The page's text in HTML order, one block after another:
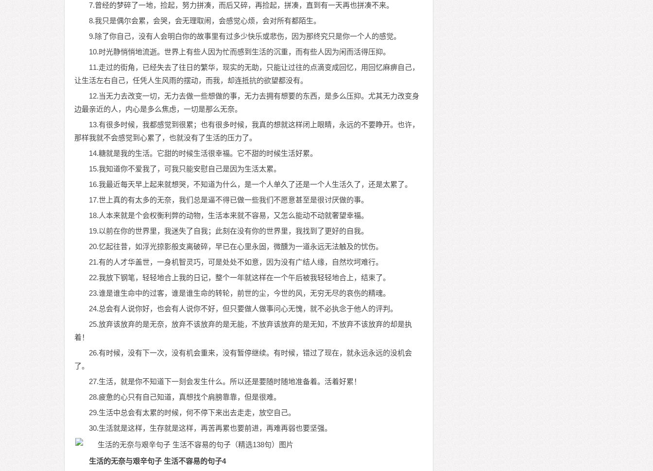
7.曾经的梦碎了一地，捡起，努力拼凑，而后又碎，再捡起，拼凑，直到有一天再也拼凑不来。
8.我只是偶尔会累，会哭，会无理取闹，会感觉心烦，会对所有都陌生。
9.除了你自己，没有人会明白你的故事里有过多少快乐或悲伤，因为那终究只是你一个人的感觉。
10.时光静悄悄地流逝。世界上有些人因为忙而感到生活的沉重，而有些人因为闲而活得压抑。
11.走过的街角，已经失去了往日的繁华，现实的无助，只能让过往的点滴变成回忆，用回忆麻痹自己，
让生活左右自己，任凭人生风雨的摆动，而我，却连抵抗的欲望都没有。
12.当无力去改变一切，无力去做一些想做的事，无力去拥有想要的东西，是多么压抑。尤其无力改变身
边最亲近的人，内心是多么焦虑，一切是那么无奈。
13.有很多时候，我都感觉到很累；也有很多时候，我真的想就这样闭上眼睛，永远的不要睁开。也许，
那样我就不会感觉到心累了，也就没有了生活的压力了。
14.糖就是我的生活。它甜的时候生活很幸福。它不甜的时候生活好累。
15.我知道你不爱我了，可我只能安慰自己是因为生活太累。
16.我最近每天早上起来就想哭，不知道为什么，是一个人单久了还是一个人生活久了，还是太累了。
17.世上真的有太多的无奈，我们总是逼不得已做一些我们不愿意甚至是很讨厌做的事。
18.人本来就是个会权衡利弊的动物，生活本来就不容易，又怎么能动不动就奢望幸福。
19.以前在你的世界里，我迷失了自我；此刻在没有你的世界里，我找到了更好的自我。
20.忆起往昔，如浮光掠影般支离破碎，早已在心里永固，微醺为一道永远无法触及的忧伤。
21.有的人才华盖世，一身机智灵巧，可是处处不如意，因为没有广结人缘，自然坎坷难行。
22.我放下钢笔，轻轻地合上我的日记，整个一年就这样在一个午后被我轻轻地合上，结束了。
23.谁是谁生命中的过客，谁是谁生命的转轮，前世的尘，今世的风，无穷无尽的哀伤的精魂。
24.总会有人说你好，也会有人说你不好，但只要做人做事问心无愧，就不必执念于他人的评判。
25.放弃该放弃的是无奈，放弃不该放弃的是无能，不放弃该放弃的是无知，不放弃不该放弃的却是执
着！
26.有时候，没有下一次，没有机会重来，没有暂停继续。有时候，错过了现在，就永远永远的没机会
了。
27.生活，就是你不知道下一刻会发生什么。所以还是要随时随地准备着。活着好累！
28.疲惫的心只有自己知道，真想找个肩膀靠靠，但是很难。
29.生活中总会有太累的时候，何不停下来出去走走，放空自己。
30.生活就是这样，生存就是这样，再苦再累也要前进，再难再弱也要坚强。
生活的无奈与艰辛句子 生活不容易的句子4